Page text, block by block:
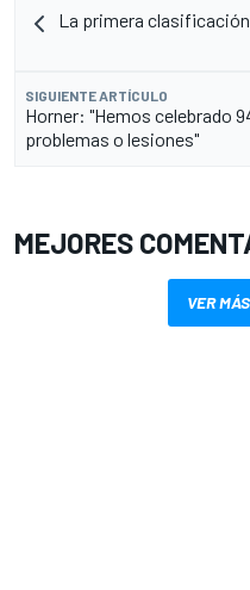
La primera
SIGUIENTE ARTÍCULO
Horner: "Hemos celebrado
problemas o lesiones"
MEJORES
VER